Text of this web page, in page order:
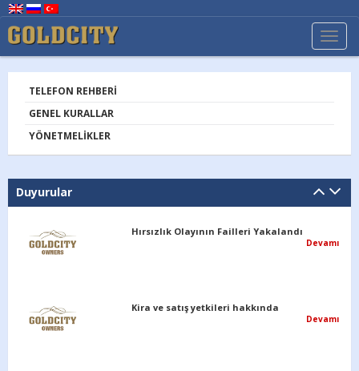
TELEFON REHBERI
GENEL KURALLAR
YÖNETMELIKLER
Duyurular
Hırsızlık Olayının Failleri Yakalandı
Devamı
Kira ve satış yetkileri hakkında
Devamı